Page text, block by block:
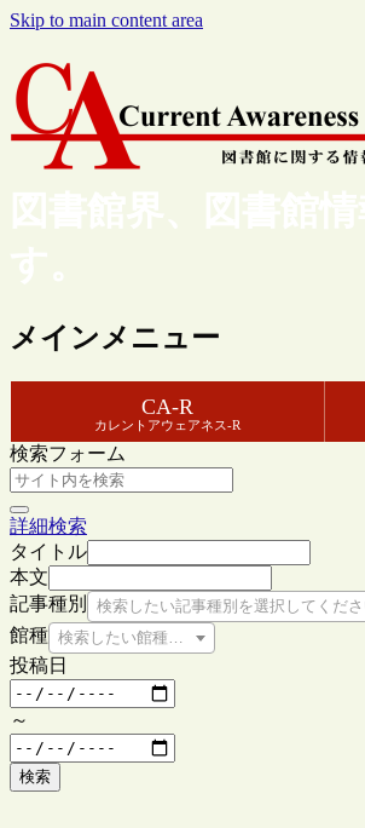
Skip to main content area
図書館界、図書館
す。
メインメニュー
CA-R
カレントアウェアネス-R
検索フォーム
詳細検索
タイトル
本文
記事種別
検索したい記事種別を選択してくだ
館種 検索したい館種を選択してください
投稿日
～
検索